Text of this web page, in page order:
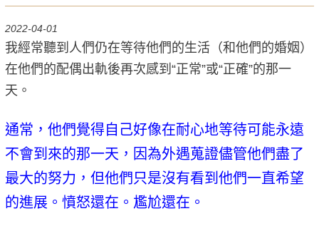
2022-04-01
我經常聽到人們仍在等待他們的生活（和他們的婚姻）
在他們的配偶出軌後再次感到“正常”或“正確”的那一
天。
通常，他們覺得自己好像在耐心地等待可能永遠
不會到來的那一天，因為外遇蒐證儘管他們盡了
最大的努力，但他們只是沒有看到他們一直希望
的進展。憤怒還在。尷尬還在。